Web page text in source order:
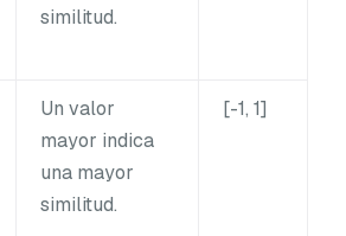
similitud.
Un valor
mayor indica
una mayor
similitud.
[-1, 1]